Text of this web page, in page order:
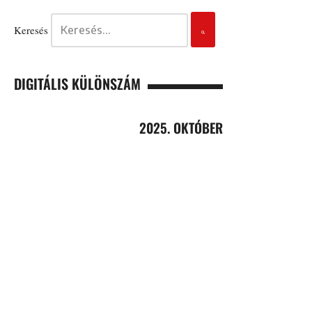
Keresés
DIGITÁLIS KÜLÖNSZÁM
2025. OKTÓBER